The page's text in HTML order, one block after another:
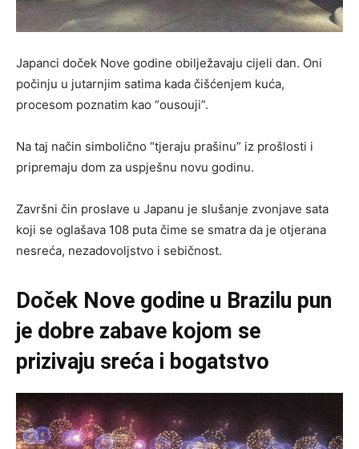
Japanci doček Nove godine obilježavaju cijeli dan. Oni
počinju u jutarnjim satima kada čišćenjem kuća,
procesom poznatim kao “ousouji”.
Na taj način simbolično “tjeraju prašinu” iz prošlosti i
pripremaju dom za uspješnu novu godinu.
Završni čin proslave u Japanu je slušanje zvonjave sata
koji se oglašava 108 puta čime se smatra da je otjerana
nesreća, nezadovoljstvo i sebičnost.
Doček Nove godine u Brazilu pun
je dobre zabave kojom se
prizivaju sreća i bogatstvo